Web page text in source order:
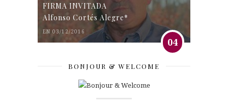
FIRMA INVITADA
Alfonso Cortés Alegre*
EN 03/12/2016
04
BONJOUR & WELCOME